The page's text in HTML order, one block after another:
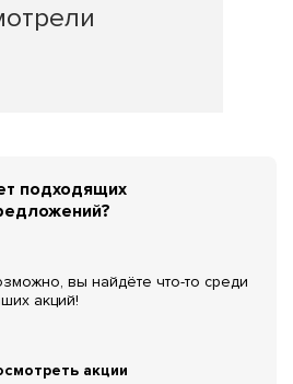
подходящих
вы найдёте что-то среди
акций!
акции